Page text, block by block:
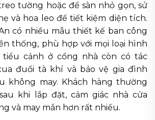
tường hoặc để sàn nhỏ gọn, sử
và hoa leo để tiết kiệm diện tích.
có nhiều mẫu thiết kế ban công
thống, phù hợp với mọi loại hình
tiểu cảnh ở cổng nhà còn có tác
đuổi tà khí và bảo vệ gia đình
không may. Khách hàng thường
khi lắp đặt, cảm giác nhà cửa
và may mắn hơn rất nhiều.